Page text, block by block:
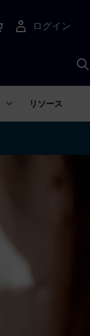
ログイン
リソース